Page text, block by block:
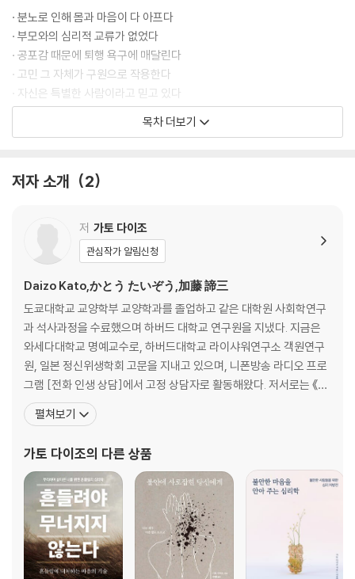
· 분노로 인해 몸과 마음이 다 아프다
· 부모와의 심리적 교류가 없었다
· 공포감 때문에 퇴행 욕구에 매달린다
· 고민 그 자체가 구원으로 작용한다
· 자신은 특별한 사람이라고 믿고 있다
· 자신의 바람을 솔직하게 말할 수 없다
· 커뮤니케이션 능력이 무너지고 고립된다
· 비현실적일수록 이상이 높다
2장 고민을 하는 것이 더 편하다
· 무의식중에 참는 것을 즐긴다
· 분노와 증오가 내면 깊은 곳에 자리해 있다
· 유아로 돌아가 응석을 부리고 싶어 한다
· 고민을 하는 편이 심리적으로 편안하다
· 고민이 버팀목이라서 해결이 되면 안 된다
· 사랑 받고 싶은 욕구 이면에 증오심이 있다
· 같은 말이라도 사람에 따라 의미가 달라진다
· ‘끝까지 믿는다’는 말로 현실을 부인한다
· 스스로는 정당한 고민이라고 생각한다
· 자신이 불행하다고 인정하지 않는다
3장 고민 속에 비밀스런 바람이 담겨 있다
· 우월감을 획득하기 위해 고민한다
· 복수심이 있는 한 고민은 계속된다
목차 더보기
저자 소개 2
저 가토 다이조
관심작가 알림신청
Daizo Kato,かとう たいぞう,加藤 諦三
도쿄대학교 교양학부 교양학과를 졸업하고 같은 대학원 사회학연구
과 석사과정을 수료했으며 하버드 대학교 연구원을 지냈다. 지금은
와세다대학교 명예교수로, 하버드대학교 라이샤워연구소 객원연구
원, 일본 정신위생학회 고문을 지내고 있으며, 니폰방송 라디오 프로
그램 [전화 인생 상담]에서 고정 상담자로 활동해왔다. 저서로는 《불
안에 사로잡힌 당신에게》, 《고민을 그만하고 싶습니다만》, 《50대 남
자를 위한 심리학》, 《나를 잃지 않고 오늘을 사는 법》, 《불안한 마음
려운가》, 《나는 내가 아픈 줄도 모르고》 등이
펼쳐보기
가토 다이조의 다른 상품